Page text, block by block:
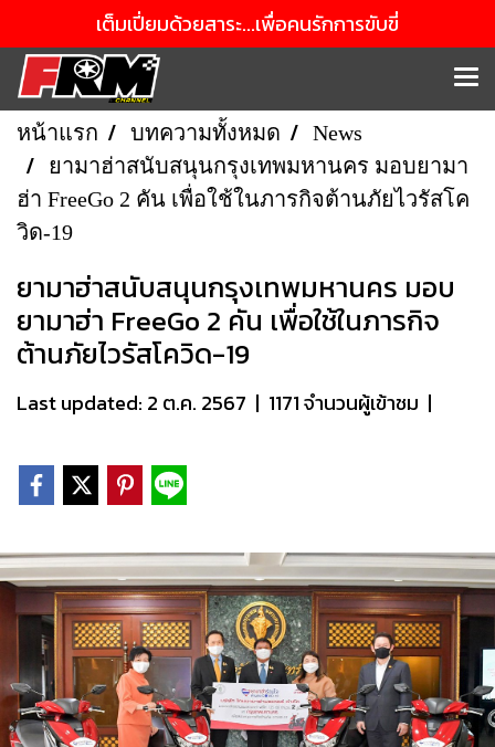
เต็มเปี่ยมด้วยสาระ...เพื่อคนรักการขับขี่
หน้าแรก บทความทั้งหมด
News
ยามาฮ่าสนับสนุนกรุงเทพมหานคร มอบยามา
ฮ่า FreeGo 2 คัน เพื่อใช้ในภารกิจต้านภัยไวรัสโค
วิด-19
ยามาฮ่าสนับสนุนกรุงเทพมหานคร มอบ
ยามาฮ่า FreeGo 2 คัน เพื่อใช้ในภารกิจ
ต้านภัยไวรัสโควิด-19
Last updated: 2 ต.ค. 2567 | 1171 จำนวนผู้เข้าชม |